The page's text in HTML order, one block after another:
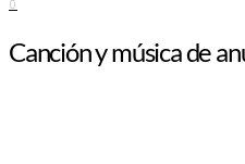
0
Canción y música de